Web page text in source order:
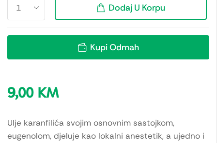
Dodaj U Korpu
Kupi Odmah
9,00 KM
Ulje karanfilića svojim osnovnim sastojkom,
eugenolom, djeluje kao lokalni anestetik, a ujedno i